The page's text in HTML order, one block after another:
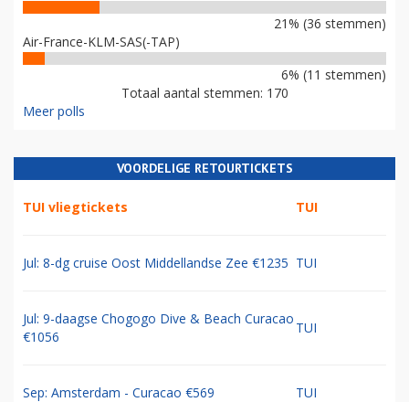
21% (36 stemmen)
Air-France-KLM-SAS(-TAP)
6% (11 stemmen)
Totaal aantal stemmen: 170
Meer polls
VOORDELIGE RETOURTICKETS
TUI vliegtickets TUI
Jul: 8-dg cruise Oost Middellandse Zee €1235 TUI
Jul: 9-daagse Chogogo Dive & Beach Curacao
€1056
TUI
Sep: Amsterdam - Curacao €569 TUI